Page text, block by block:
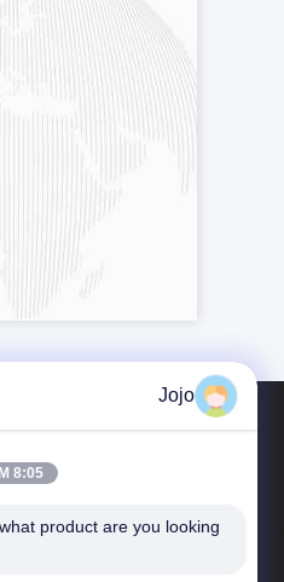
هاتف：86--13862022817
Jojo
8:05 PM
product are you looking